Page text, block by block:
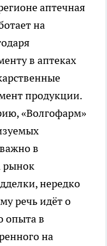
аптечная
на
в аптеках
продукции.
«Волгофарм»
в
рынок
нередко
речь идёт о
опыта в
на